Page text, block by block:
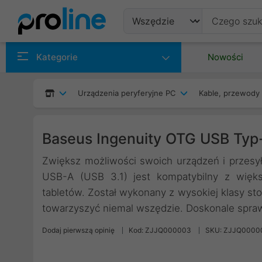
Kategorie Nowości
Urządzenia peryferyjne PC Kable,
Baseus Ingenuity OTG USB
Zwiększ możliwości swoich urządzeń i
USB-A (USB 3.1) jest kompatybilny z
tabletów. Został wykonany z wysokiej klasy
towarzyszyć niemal wszędzie. Doskonale
Dodaj pierwszą opinię Kod: ZJJQ000003 SKU: